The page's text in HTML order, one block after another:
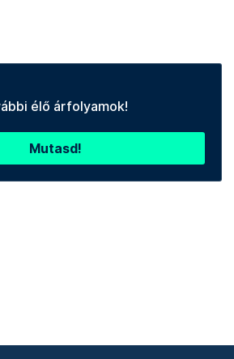
élő árfolyamok!
Mutasd!